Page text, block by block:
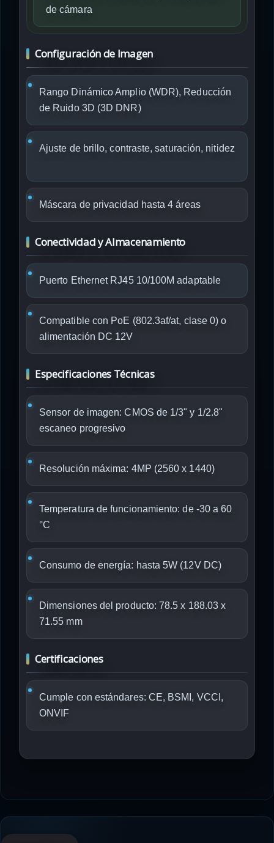
de cámara
Configuración de Imagen
Rango Dinámico Amplio (WDR), Reducción
de Ruido 3D (3D DNR)
Ajuste de brillo, contraste, saturación, nitidez
Máscara de privacidad hasta 4 áreas
Conectividad y Almacenamiento
Puerto Ethernet RJ45 10/100M adaptable
Compatible con PoE (802.3af/at, clase 0) o
alimentación DC 12V
Especificaciones Técnicas
Sensor de imagen: CMOS de 1/3" y 1/2.8"
escaneo progresivo
Resolución máxima: 4MP (2560 x 1440)
Temperatura de funcionamiento: de -30 a 60
°C
Consumo de energía: hasta 5W (12V DC)
Dimensiones del producto: 78.5 x 188.03 x
71.55 mm
Certificaciones
Cumple con estándares: CE, BSMI, VCCI,
ONVIF